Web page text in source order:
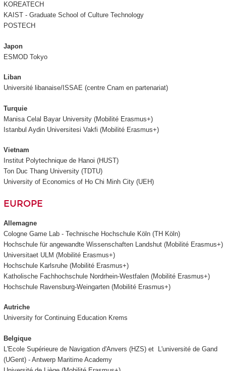
KOREATECH
KAIST - Graduate School of Culture Technology
POSTECH
Japon
ESMOD Tokyo
Liban
Université libanaise/ISSAE (centre Cnam en partenariat)
Turquie
Manisa Celal Bayar University (Mobilité Erasmus+)
Istanbul Aydin Universitesi Vakfi (Mobilité Erasmus+)
Vietnam
Institut Polytechnique de Hanoi (HUST)
Ton Duc Thang University (TDTU)
University of Economics of Ho Chi Minh City (UEH)
EUROPE
Allemagne
Cologne Game Lab - Technische Hochschule Köln (TH Köln)
Hochschule für angewandte Wissenschaften Landshut (Mobilité Erasmus+)
Universitaet ULM (Mobilité Erasmus+)
Hochschule Karlsruhe (Mobilité Erasmus+)
Katholische Fachhochschule Nordrhein-Westfalen (Mobilité Erasmus+)
Hochschule Ravensburg-Weingarten (Mobilité Erasmus+)
Autriche
University for Continuing Education Krems
Belgique
L'Ecole Supérieure de Navigation d'Anvers (HZS) et L'université de Gand
(UGent) - Antwerp Maritime Academy